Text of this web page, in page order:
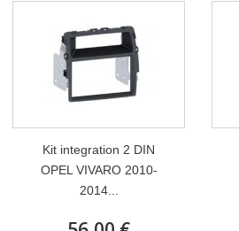
Kit integration 2 DIN
OPEL VIVARO 2010-
2014...